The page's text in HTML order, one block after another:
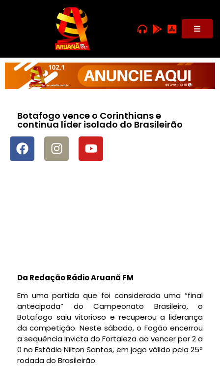
Botafogo vence o Corinthians e
continua líder isolado do Brasileirão
Da Redação Rádio Aruanã FM
Em uma partida que foi considerada uma “final
antecipada” do Campeonato Brasileiro, o
Botafogo saiu vitorioso e recuperou a liderança
da competição. Neste sábado, o Fogão encerrou
a sequência invicta do Fortaleza ao vencer por 2 a
0 no Estádio Nilton Santos, em jogo válido pela 25ª
rodada do Brasileirão.